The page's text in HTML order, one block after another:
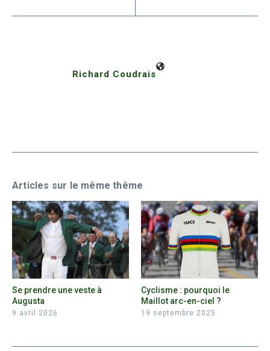
Richard Coudrais
Articles sur le même thême
Se prendre une veste à
Augusta
9 avril 2026
Cyclisme : pourquoi le
Maillot arc-en-ciel ?
19 septembre 2025